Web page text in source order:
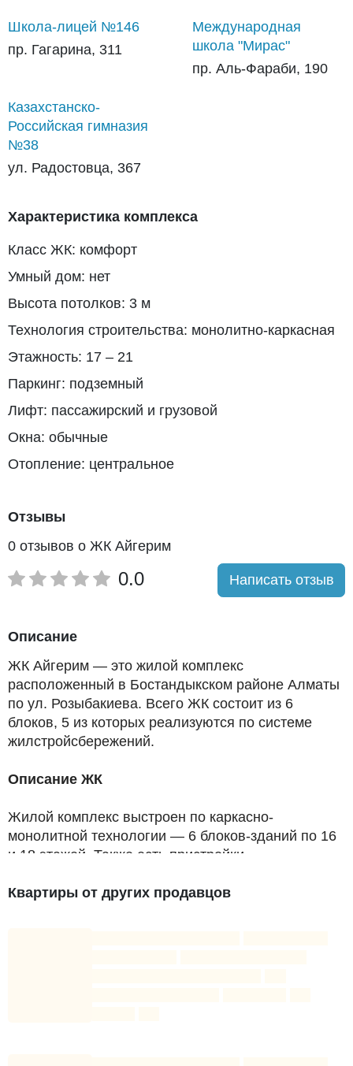
Школа-лицей №146
пр. Гагарина, 311
Международная
школа "Мирас"
пр. Аль-Фараби, 190
Казахстанско-
Российская гимназия
№38
ул. Радостовца, 367
Характеристика комплекса
Класс ЖК: комфорт
Умный дом: нет
Высота потолков: 3 м
Технология строительства: монолитно-каркасная
Этажность: 17 – 21
Паркинг: подземный
Лифт: пассажирский и грузовой
Окна: обычные
Отопление: центральное
Отзывы
0 отзывов о ЖК Айгерим
0.0 Написать отзыв
Описание
ЖК Айгерим — это жилой комплекс
расположенный в Бостандыкском районе Алматы
по ул. Розыбакиева. Всего ЖК состоит из 6
блоков, 5 из которых реализуются по системе
жилстройсбережений.
Описание ЖК
Жилой комплекс выстроен по каркасно-
монолитной технологии — 6 блоков-зданий по 16
и 18 этажей. Также есть пристройки
домов — керамогранит, стекло и натуральный
Квартиры от других продавцов